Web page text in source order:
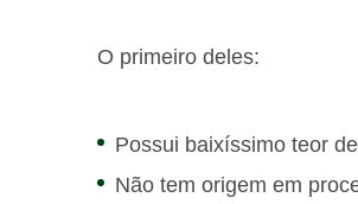
O primeiro deles:
Possui baixíssimo teor
Não tem origem em